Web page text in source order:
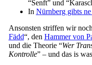
“Senft” und
In Nürnberg gibts
Ansonsten striffen wir
Fädd“, den Hammer von
und die Theorie “Wer
Kontrolle” – und das is